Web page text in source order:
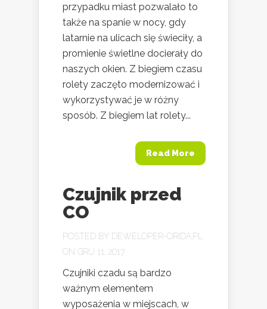
przypadku miast pozwalało to
także na spanie w nocy, gdy
latarnie na ulicach się świeciły, a
promienie świetlne docierały do
naszych okien. Z biegiem czasu
rolety zaczęto modernizować i
wykorzystywać je w różny
sposób. Z biegiem lat rolety...
Read More
Czujnik przed
CO
POSTED BY DEWELOPER-ORIDA.PL
ON GRU 11, 2017
Czujniki czadu są bardzo
ważnym elementem
wyposażenia w miejscach, w